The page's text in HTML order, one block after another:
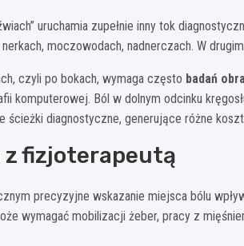
uruchamia zupełnie inny tok
moczowodach, nadnerczach. W
czyli po bokach, wymaga często badań
komputerowej. Ból w dolnym odcinku
ścieżki diagnostyczne, generujące różne
z fizjoterapeutą
precyzyjne wskazanie miejsca bólu
wymagać mobilizacji żeber, pracy z